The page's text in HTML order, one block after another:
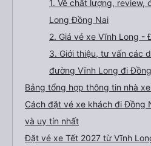
1. Về chất lượng, review,
Long Đồng Nai
2. Giá vé xe Vĩnh Long -
3. Giới thiệu, tư vấn các
đường Vĩnh Long đi
Bảng tổng hợp thông tin nhà
Cách đặt vé xe khách đi Đồng
và uy tín nhất
Đặt vé xe Tết 2027 từ Vĩnh